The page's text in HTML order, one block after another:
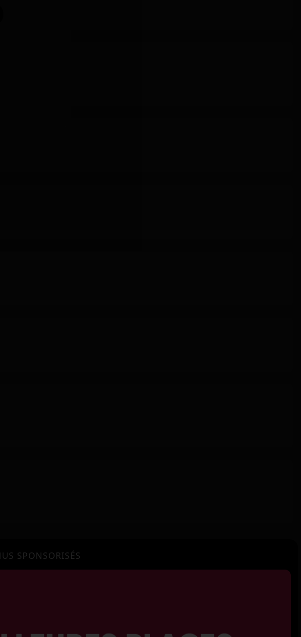
SPONSORISÉS